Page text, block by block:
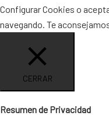
Configurar Cookies o
navegando. Te
CERRAR
Resumen de Privacidad